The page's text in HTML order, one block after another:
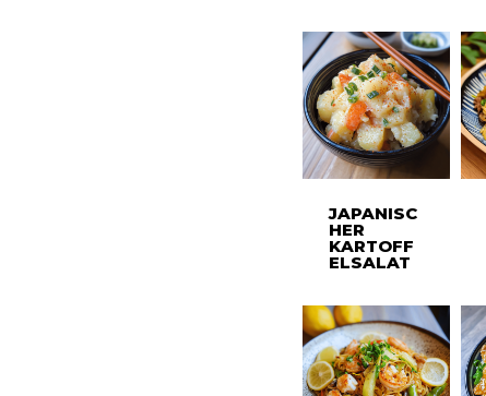
JAPANISC
HER
KARTOFF
ELSALAT